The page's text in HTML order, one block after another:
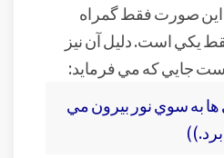
اين صورت فقط گمراه
يکي است. دليل آن نيز
جايي که مي فرمايد:
ها به سوي نور بيرون مي
برد.))